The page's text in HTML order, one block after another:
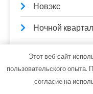
Новэкс
Ночной
Общественная
Одиссей, сауна
Этот веб-сайт
пользовательского
согласие на